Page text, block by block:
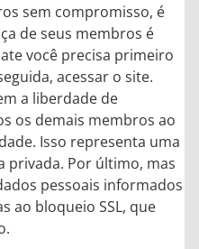
sem compromisso, é
de seus membros é
você precisa primeiro
acessar o site.
a liberdade de
os demais membros ao
Isso representa uma
privada. Por último, mas
pessoais informados
ao bloqueio SSL, que